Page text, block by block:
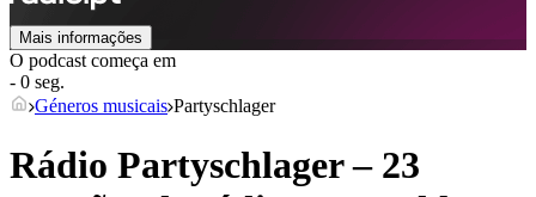
Mais informações
O podcast começa em
- 0 seg.
Géneros musicais Partyschlager
Rádio Partyschlager – 23